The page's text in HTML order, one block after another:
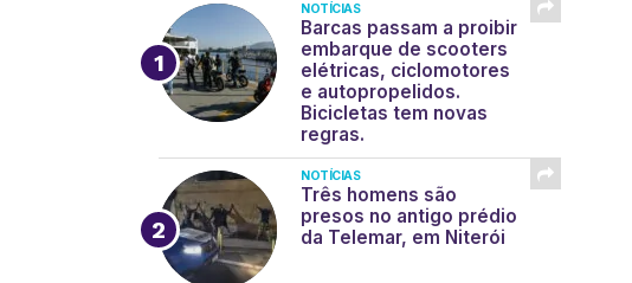
NOTÍCIAS
Barcas passam a proibir
embarque de scooters
elétricas, ciclomotores
e autopropelidos.
Bicicletas tem novas
regras.
NOTÍCIAS
Três homens são
presos no antigo prédio
da Telemar, em Niterói